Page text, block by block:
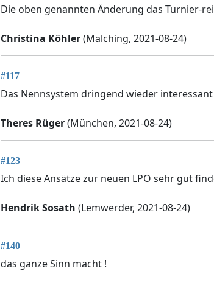
Die oben genannten Änderung das Turnier-
Christina Köhler(Malching, 2021-08-24)
#117
Das Nennsystem dringend wieder
Theres Rüger(München, 2021-08-24)
#123
Ich diese Ansätze zur neuen LPO sehr gut
Hendrik Sosath (Lemwerder, 2021-08-24)
#140
das ganze Sinn macht !